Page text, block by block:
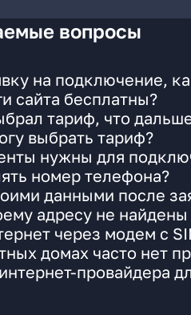
вопросы
на подключение,
сайта бесплатны?
тариф, что
выбрать тариф?
нужны для
номер телефона?
данными после
адресу не
через модем с
домах часто нет
провайдера